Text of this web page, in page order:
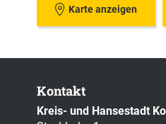
Karte anzeigen
Kontakt
Kreis- und Hansestadt